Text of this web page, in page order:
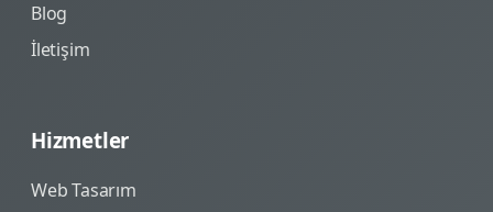
Blog
İletişim
Hizmetler
Web Tasarım